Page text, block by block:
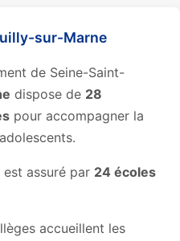
sur-Marne
de Seine-Saint-
dispose de 28
pour accompagner la
assuré par 24 écoles
accueillent les